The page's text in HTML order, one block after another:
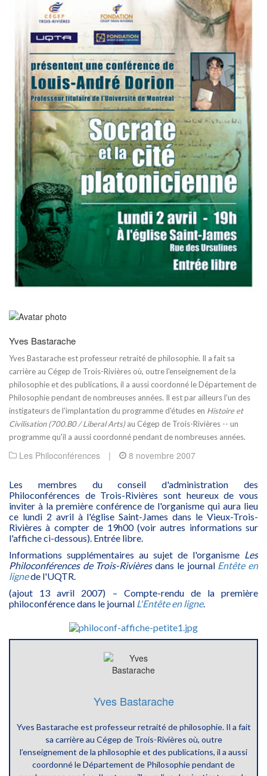
Yves Bastarache
Yves Bastarache est professeur retraité de philosophie. Il a fait sa
carrière au Cégep de Trois-Rivières où, outre l'enseignement de la
philosophie et des publications, il a aussi coordonné le Département de
Philosophie pendant de nombreuses années. Il est par ailleurs l'un des
instigateurs de l'implantation du programme d'études en Histoire et
Civilisation (700.B0 / Liberal Arts)au Cégep de Trois-Rivières -- un
programme qu'il a aussi coordonné pendant de nombreuses années.
Les Philoconférences | 8 novembre 2007
Les membres du conseil d'administration des
Philoconférences de Trois-Rivières sont heureux de vous
inviter à la première conférence de l'organisme qui aura lieu
ce lundi 2 avril à l'église Saint-James dans le Vieux-Trois-
Rivières à compter de 19h00 (voir autres informations sur
l'affiche ci-dessous). Entrée libre.
Informations supplémentaires au sujet de l'organisme Les
Philoconférences de Trois-Rivièresdans le journal Entête en
lignede l'UQTR.
(ajout 13 avril 2007) – Compte-rendu de la première
philoconférence dans le journal L'Entête en ligne.
Yves Bastarache
Yves Bastarache est professeur retraité de philosophie. Il a fait
sa carrière au Cégep de Trois-Rivières où, outre
l’enseignement de la philosophie et des publications, il a aussi
coordonné le Département de Philosophie pendant de